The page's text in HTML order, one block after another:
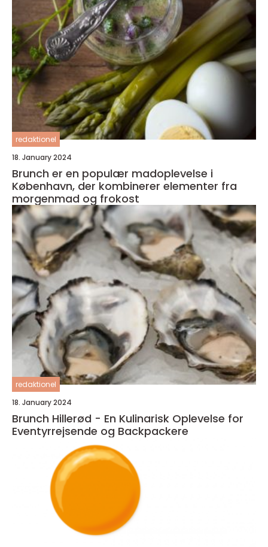
redaktionel
18. January 2024
Brunch er en populær madoplevelse i
København, der kombinerer elementer fra
morgenmad og frokost
redaktionel
18. January 2024
Brunch Hillerød - En Kulinarisk Oplevelse for
Eventyrrejsende og Backpackere